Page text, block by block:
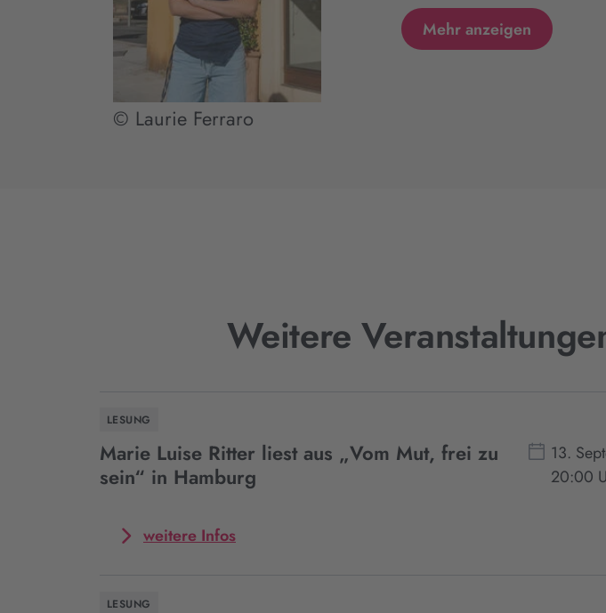
© Laurie Ferraro
Mehr anzeigen
Weitere
LESUNG
Marie Luise Ritter liest aus „Vom Mut, frei zu
sein“ in Hamburg
13.
20:00
weitere InfosMehr
LESUNG